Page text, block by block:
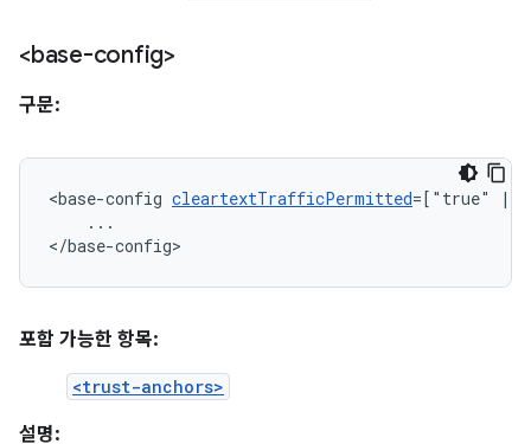
<base-config>
구문:
<base-config cleartextTrafficPermitted=["true"
|
...
</base-config>
포함 가능한 항목:
<trust-anchors>
설명: